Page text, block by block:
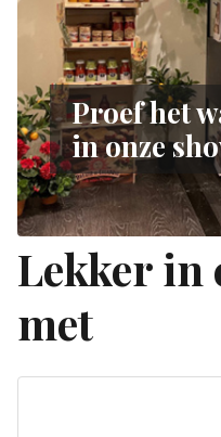
Proef het
in onze
Lekker in
met